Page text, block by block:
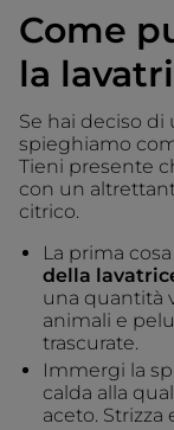
Come
la
Se hai deciso di
spieghiamo
Tieni presente
con un
citrico.
La prima
della
una quantità
animali e
trascurate.
Immergi la
calda alla
aceto.